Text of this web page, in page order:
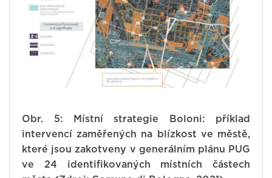
Obr. 5: Místní strategie Boloni: příklad
intervencí zaměřených na blízkost ve městě,
které jsou zakotveny v generálním plánu PUG
ve 24 identifikovaných místních částech